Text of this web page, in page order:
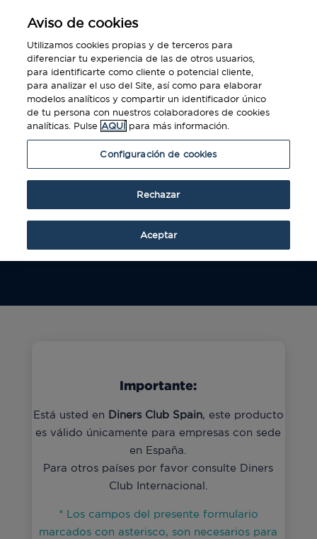
Socilitar Procurement
Account Plus
solo tiene que cumplimentar el siguiente
formulario y nuestro equipo de atención al
Importante:
Está usted en Diners Club Spain, este producto
es válido únicamente para empresas con sede
en España.
Para otros países por favor consulte Diners
Club Internacional.
* Los campos del presente formulario
marcados con asterisco, son necesarios para
Aviso de cookies
Utilizamos cookies propias y de terceros para
diferenciar tu experiencia de las de otros usuarios,
para identificarte como cliente o potencial cliente,
para analizar el uso del Site, así como para elaborar
modelos analíticos y compartir un identificador único
de tu persona con nuestros colaboradores de cookies
analíticas. Pulse AQUÍ para más información.
Configuración de cookies
Rechazar
Aceptar